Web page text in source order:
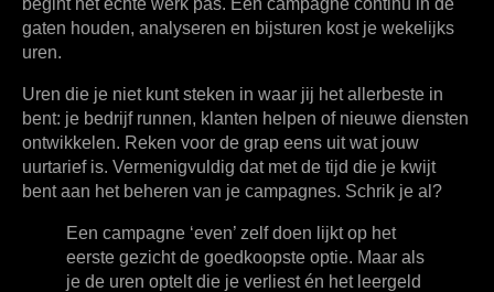
begint het echte werk pas. Een campagne continu in de
gaten houden, analyseren en bijsturen kost je wekelijks
uren.
Uren die je niet kunt steken in waar jij het allerbeste in
bent: je bedrijf runnen, klanten helpen of nieuwe diensten
ontwikkelen. Reken voor de grap eens uit wat jouw
uurtarief is. Vermenigvuldig dat met de tijd die je kwijt
bent aan het beheren van je campagnes. Schrik je al?
Een campagne ‘even’ zelf doen lijkt op het
eerste gezicht de goedkoopste optie. Maar als
je de uren optelt die je verliest én het leergeld